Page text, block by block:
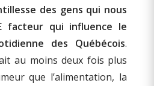
des gens qui nous
facteur qui influence le
des Québécois.
au moins deux fois plus
que l’alimentation, la